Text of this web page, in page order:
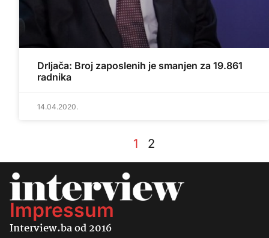
Drljača: Broj zaposlenih je smanjen za 19.861
radnika
14.04.2020.
1 2
Impressum
Interview.ba od 2016